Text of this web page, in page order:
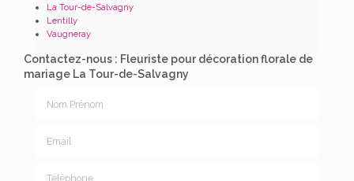
La Tour-de-Salvagny
Lentilly
Vaugneray
Contactez-nous : Fleuriste pour décoration florale de
mariage La Tour-de-Salvagny